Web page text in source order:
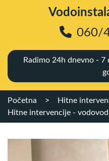
060/
Radimo 24h dnevno - 7
Početna > Hitne
Hitne intervencije -